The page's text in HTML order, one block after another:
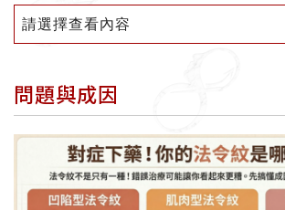
請選擇查看內容
問題與成因